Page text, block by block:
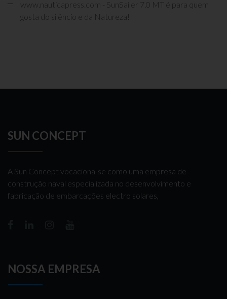
www.nauticapress.com - SunSailer 7.0 MT é para quem
gosta do silêncio e da Natureza!
SUN CONCEPT
A Sun Concept vocaciona-se como uma empresa de
construção naval especializada no desenvolvimento e
fabricação de embarcações electro solares,
NOSSA EMPRESA